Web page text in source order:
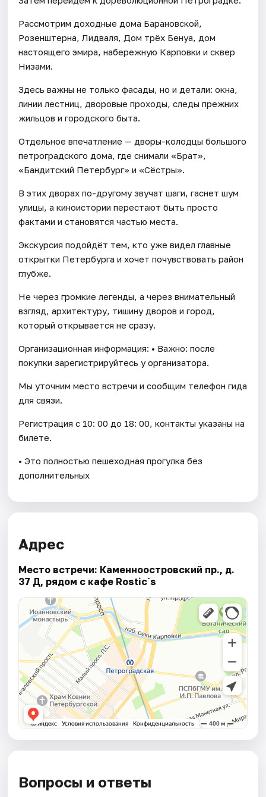
Рассмотрим доходные дома Барановской,
Розенштерна, Лидваля, Дом трёх Бенуа, дом
настоящего эмира, набережную Карповки и сквер
Низами.
Здесь важны не только фасады, но и детали: окна,
линии лестниц, дворовые проходы, следы прежних
жильцов и городского быта.
Отдельное впечатление — дворы-колодцы большого
петроградского дома, где снимали «Брат»,
«Бандитский Петербург» и «Сёстры».
В этих дворах по-другому звучат шаги, гаснет шум
улицы, а киноистории перестают быть просто
фактами и становятся частью места.
Экскурсия подойдёт тем, кто уже видел главные
открытки Петербурга и хочет почувствовать район
глубже.
Не через громкие легенды, а через внимательный
взгляд, архитектуру, тишину дворов и город,
который открывается не сразу.
Организационная информация: • Важно: после
покупки зарегистрируйтесь у организатора.
Мы уточним место встречи и сообщим телефон гида
для связи.
Регистрация с 10: 00 до 18: 00, контакты указаны на
билете.
• Это полностью пешеходная прогулка без
дополнительных
Адрес
Место встречи: Каменноостровский пр., д.
37 Д, рядом с кафе Rostic`s
Вопросы и ответы